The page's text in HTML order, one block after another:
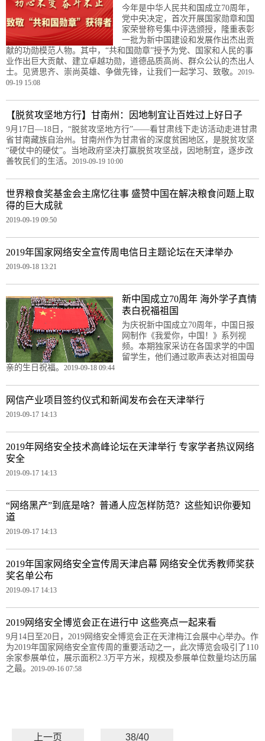
今年是中华人民共和国成立70周年，
党中央决定，首次开展国家勋章和国
家荣誉称号集中评选颁授，隆重表彰
一批为新中国建设和发展作出杰出贡
献的功勋模范人物。其中，“共和国勋章”授予为党、国家和人民的事
业作出巨大贡献、建立卓越功勋，道德品质高尚、群众公认的杰出人
士。见贤思齐、崇尚英雄、争做先锋，让我们一起学习、致敬。 2019-
09-19 15:08
【脱贫攻坚地方行】甘南州：因地制宜让百姓过上好日子
9月17日—18日，“脱贫攻坚地方行”——看甘肃线下走访活动走进甘肃
省甘南藏族自治州。甘南州作为甘肃省的深度贫困地区，是脱贫攻坚
“硬仗中的硬仗”。当地政府坚决打赢脱贫攻坚战，因地制宜，逐步改
善牧民们的生活。 2019-09-19 10:00
世界粮食奖基金会主席忆往事 盛赞中国在解决粮食问题上取
得的巨大成就
2019-09-19 09:50
2019年国家网络安全宣传周电信日主题论坛在天津举办
2019-09-18 13:21
新中国成立70周年 海外学子真情
表白祝福祖国
为庆祝新中国成立70周年，中国日报
网制作《我爱你，中国！》系列视
频。本期独家采访在各国求学的中国
留学生，他们通过歌声表达对祖国母
亲的生日祝福。 2019-09-18 09:44
网信产业项目签约仪式和新闻发布会在天津举行
2019-09-17 14:13
2019年网络安全技术高峰论坛在天津举行 专家学者热议网络
安全
2019-09-17 14:13
“网络黑产”到底是啥？普通人应怎样防范？这些知识你要知
道
2019-09-17 14:13
2019年国家网络安全宣传周天津启幕 网络安全优秀教师奖获
奖名单公布
2019-09-17 14:13
2019网络安全博览会正在进行中 这些亮点一起来看
9月14日至20日，2019网络安全博览会正在天津梅江会展中心举办。作
为2019年国家网络安全宣传周的重要活动之一，此次博览会吸引了110
余家参展单位，展示面积2.3万平方米，规模及参展单位数量均达历届
之最。 2019-09-16 07:58
上一页 38/40